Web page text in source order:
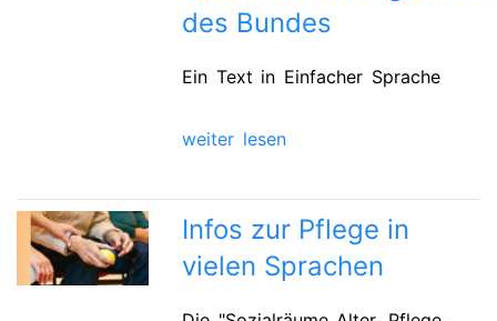
des Bundes
Ein Text in Einfacher Sprache
weiter lesen
Infos zur Pflege in
vielen Sprachen